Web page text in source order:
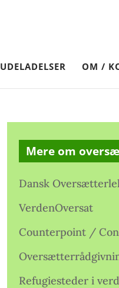
UDELADELSER OM /
Mere om
Dansk
VerdenOversat
Counterpoint /
Refugiesteder i